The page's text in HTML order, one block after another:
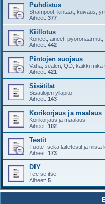
Puhdistus
Shampoot, kintaat, kuivaus,
Aiheet: 377
Kiillotus
Koneet, aineet, pyörönaarmut,
Aiheet: 442
Pintojen suojaus
Vaha, sealeri, QD, kaikki mikä
Aiheet: 421
Sisätilat
Sisätilojen ylläpito
Aiheet: 143
Korikorjaus ja maalaus
Korikorjaus ja maalaus
Aiheet: 102
Testit
Tuote- sekä laitetestit ja niistä
Aiheet: 173
DIY
Tee se itse
Aiheet: 5